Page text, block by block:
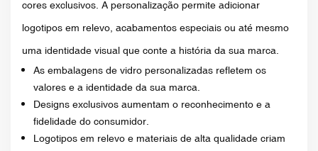
cores exclusivos. A personalização permite adicionar
logotipos em relevo, acabamentos especiais ou até mesmo
uma identidade visual que conte a história da sua marca.
As embalagens de vidro personalizadas refletem os
valores e a identidade da sua marca.
Designs exclusivos aumentam o reconhecimento e a
fidelidade do consumidor.
Logotipos em relevo e materiais de alta qualidade criam